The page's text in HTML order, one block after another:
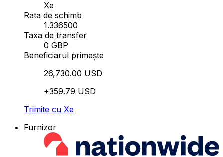
Xe
Rata de schimb
1.336500
Taxa de transfer
0 GBP
Beneficiarul primește
26,730.00 USD
+359.79 USD
Trimite cu Xe
Furnizor